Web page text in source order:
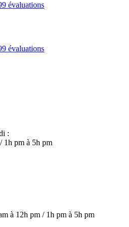
évaluations
évaluations
:
/ 1h pm à 5h pm
à 12h pm / 1h pm à 5h pm